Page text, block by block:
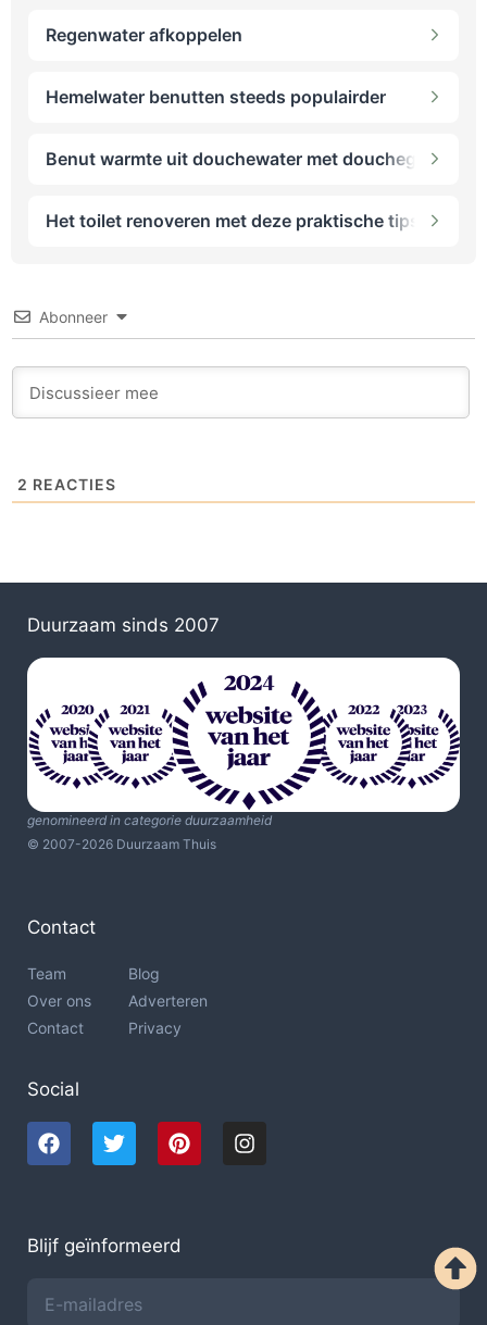
Regenwater afkoppelen
Hemelwater benutten steeds populairder
Benut warmte uit douchewater met douchegoot-wtw
Het toilet renoveren met deze praktische tips
Abonneer
2 REACTIES
Duurzaam sinds 2007
genomineerd in categorie duurzaamheid
© 2007-2026 Duurzaam Thuis
Contact
Team
Over ons
Contact
Blog
Adverteren
Privacy
Social
Blijf geïnformeerd